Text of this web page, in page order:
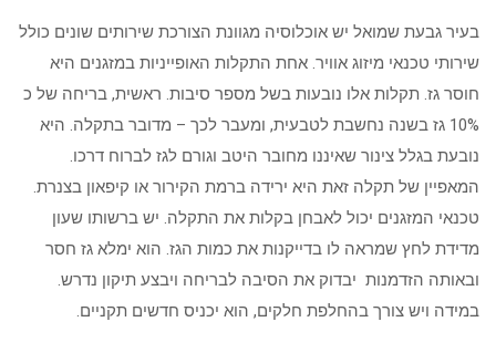
בעיר גבעת שמואל יש אוכלוסיה מגוונת הצורכת שירותים שונים כולל
שירותי טכנאי מיזוג אוויר. אחת התקלות האופייניות במזגנים היא
חוסר גז. תקלות אלו נובעות בשל מספר סיבות. ראשית, בריחה של כ
10% גז בשנה נחשבת לטבעית, ומעבר לכך – מדובר בתקלה. היא
נובעת בגלל צינור שאיננו מחובר היטב וגורם לגז לברוח דרכו.
המאפיין של תקלה זאת היא ירידה ברמת הקירור או קיפאון בצנרת.
טכנאי המזגנים יכול לאבחן בקלות את התקלה. יש ברשותו שעון
מדידת לחץ שמראה לו בדייקנות את כמות הגז. הוא ימלא גז חסר
ובאותה הזדמנות יבדוק את הסיבה לבריחה ויבצע תיקון נדרש.
במידה ויש צורך בהחלפת חלקים, הוא יכניס חדשים תקניים.